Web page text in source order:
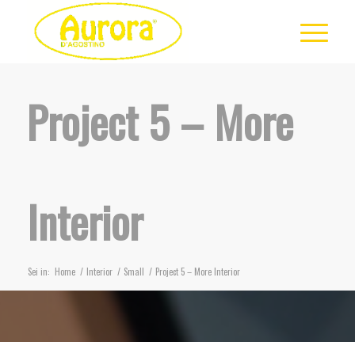
Project 5 – More
Interior
Sei in: Home / Interior / Small / Project 5 – More Interior